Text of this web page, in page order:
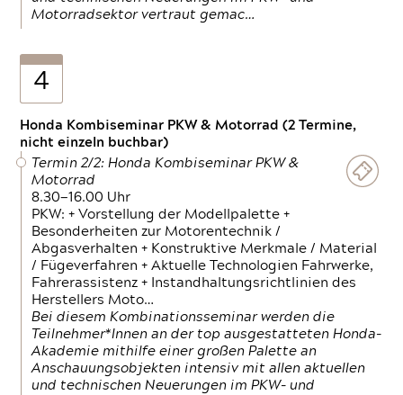
Motorradsektor vertraut gemac…
4
Honda Kombiseminar PKW & Motorrad (2 Termine,
nicht einzeln buchbar)
Termin 2/2: Honda Kombiseminar PKW &
Motorrad
8.30—16.00 Uhr
PKW: + Vorstellung der Modellpalette +
Besonderheiten zur Motorentechnik /
Abgasverhalten + Konstruktive Merkmale / Material
/ Fügeverfahren + Aktuelle Technologien Fahrwerke,
Fahrerassistenz + Instandhaltungsrichtlinien des
Herstellers Moto…
Bei diesem Kombinationsseminar werden die
Teilnehmer*Innen an der top ausgestatteten Honda-
Akademie mithilfe einer großen Palette an
Anschauungsobjekten intensiv mit allen aktuellen
und technischen Neuerungen im PKW- und